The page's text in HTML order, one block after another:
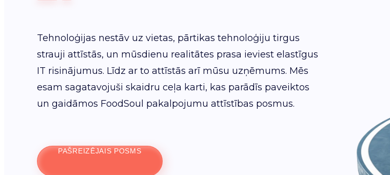
Tehnoloģijas nestāv uz vietas, pārtikas tehnoloģiju tirgus
strauji attīstās, un mūsdienu realitātes prasa ieviest elastīgus
IT risinājumus. Līdz ar to attīstās arī mūsu uzņēmums. Mēs
esam sagatavojuši skaidru ceļa karti, kas parādīs paveiktos
un gaidāmos FoodSoul pakalpojumu attīstības posmus.
PAŠREIZĒJAIS POSMS